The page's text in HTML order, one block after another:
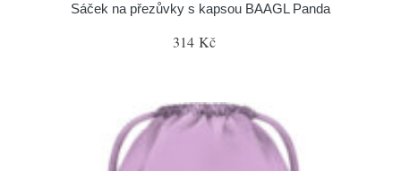
Sáček na přezůvky s kapsou BAAGL Panda
314 Kč